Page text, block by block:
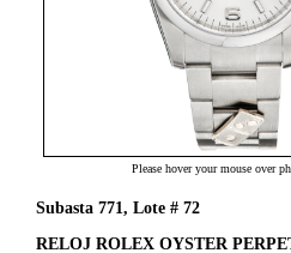
Please hover your mouse over
Subasta 771, Lote # 72
RELOJ ROLEX OYSTER